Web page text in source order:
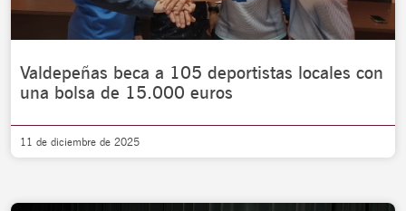
Valdepeñas beca a 105 deportistas locales con
una bolsa de 15.000 euros
11 de diciembre de 2025